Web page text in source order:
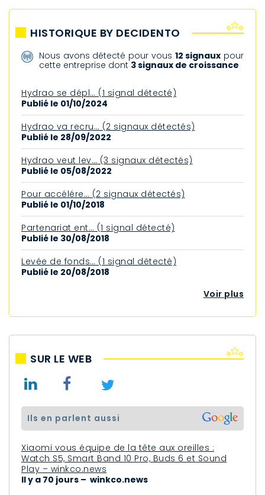
HISTORIQUE BY DECIDENTO
Nous avons détecté pour vous 12 signaux pour
cette entreprise dont3 signaux de croissance
Hydrao se dépl… (1 signal détecté)
Publié le 01/10/2024
Hydrao va recru… (2 signaux détectés)
Publié le 28/09/2022
Hydrao veut lev… (3 signaux détectés)
Publié le 05/08/2022
Pour accélére… (2 signaux détectés)
Publié le 01/10/2018
Partenariat ent… (1 signal détecté)
Publié le 30/08/2018
Levée de fonds… (1 signal détecté)
Publié le 20/08/2018
Voir plus
SUR LE WEB
ils en parlent aussi
Xiaomi vous équipe de la tête aux oreilles :
Watch S5, Smart Band 10 Pro, Buds 6 et Sound
Play – winkco.news
Il y a 70 jours – winkco.news